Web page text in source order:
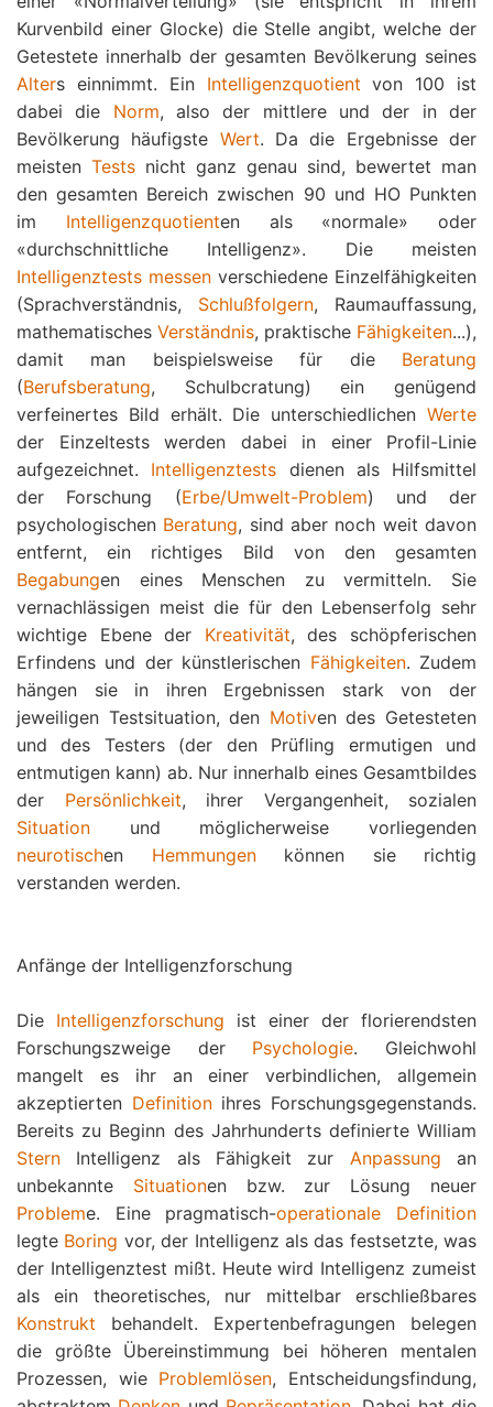
Kurvenbild einer Glocke) die Stelle angibt, welche der
Getestete innerhalb der gesamten Bevölkerung seines
Alters einnimmt. Ein Intelligenzquotient von 100 ist
dabei die Norm, also der mittlere und der in der
Bevölkerung häufigste Wert. Da die Ergebnisse der
meisten Tests nicht ganz genau sind, bewertet man
den gesamten Bereich zwischen 90 und HO Punkten
im Intelligenzquotienten als «normale» oder
«durchschnittliche Intelligenz». Die meisten
Intelligenztests messen verschiedene Einzelfähigkeiten
(Sprachverständnis, Schlußfolgern, Raumauffassung,
mathematisches Verständnis, praktische Fähigkeiten...),
damit man beispielsweise für die Beratung
(Berufsberatung, Schulbcratung) ein genügend
verfeinertes Bild erhält. Die unterschiedlichen Werte
der Einzeltests werden dabei in einer Profil-Linie
aufgezeichnet. Intelligenztests dienen als Hilfsmittel
der Forschung (Erbe/Umwelt-Problem) und der
psychologischen Beratung, sind aber noch weit davon
entfernt, ein richtiges Bild von den gesamten
Begabungen eines Menschen zu vermitteln. Sie
vernachlässigen meist die für den Lebenserfolg sehr
wichtige Ebene der Kreativität, des schöpferischen
Erfindens und der künstlerischen Fähigkeiten. Zudem
hängen sie in ihren Ergebnissen stark von der
jeweiligen Testsituation, den Motiven des Getesteten
und des Testers (der den Prüfling ermutigen und
entmutigen kann) ab. Nur innerhalb eines Gesamtbildes
der Persönlichkeit, ihrer Vergangenheit, sozialen
Situation und möglicherweise vorliegenden
neurotischen Hemmungenkönnen sie richtig
verstanden werden.
Anfänge der Intelligenzforschung
Die Intelligenzforschung ist einer der florierendsten
Forschungszweige der Psychologie. Gleichwohl
mangelt es ihr an einer verbindlichen, allgemein
akzeptierten Definitionihres Forschungsgegenstands.
Bereits zu Beginn des Jahrhunderts definierte William
Stern Intelligenz als Fähigkeit zur Anpassung an
unbekannte Situationen bzw. zur Lösung neuer
Probleme. Eine pragmatisch-operationale Definition
legte Boring vor, der Intelligenz als das festsetzte, was
der Intelligenztest mißt. Heute wird Intelligenz zumeist
als ein theoretisches, nur mittelbar erschließbares
Konstrukt behandelt. Expertenbefragungen belegen
die größte Übereinstimmung bei höheren mentalen
Prozessen, wie Problemlösen, Entscheidungsfindung,